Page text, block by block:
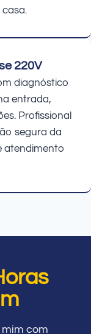
220V
diagnóstico
entrada,
Profissional
segura da
atendimento
com